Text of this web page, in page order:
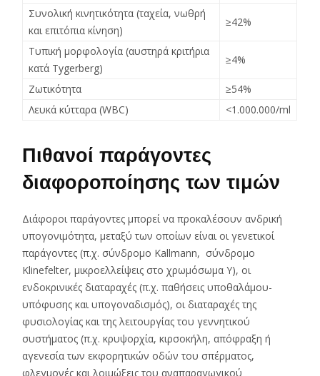
Συνολική κινητικότητα (ταχεία, νωθρή
και επιτόπια κίνηση)
≥42%
Τυπική μορφολογία (αυστηρά κριτήρια
κατά Tygerberg)
≥4%
Ζωτικότητα
≥54%
Λευκά κύτταρα (WBC)
<1.000.000/ml
Πιθανοί παράγοντες
διαφοροποίησης των τιμών
Διάφοροι παράγοντες μπορεί να προκαλέσουν ανδρική
υπογονιμότητα, μεταξύ των οποίων είναι οι γενετικοί
παράγοντες (π.χ. σύνδρομο Kallmann, σύνδρομο
Klinefelter, μικροελλείψεις στο χρωμόσωμα Υ), οι
ενδοκρινικές διαταραχές (π.χ. παθήσεις υποθαλάμου-
υπόφυσης και υπογοναδισμός), οι διαταραχές της
φυσιολογίας και της λειτουργίας του γεννητικού
συστήματος (π.χ. κρυψορχία, κιρσοκήλη, απόφραξη ή
αγενεσία των εκφορητικών οδών του σπέρματος,
φλεγμονές και λοιμώξεις του αναπαραγωγικού